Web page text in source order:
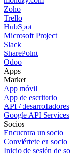
Zoho
Trello
HubSpot
Microsoft Project
Slack
SharePoint
Odoo
Apps
Market
App móvil
App de escritorio
API / desarrolladores
Google API Services
Socios
Encuentra un socio
Conviértete en socio
Inicio de sesión de